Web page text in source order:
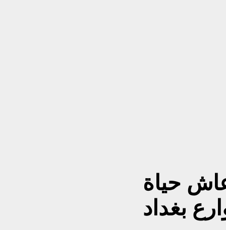
حياة